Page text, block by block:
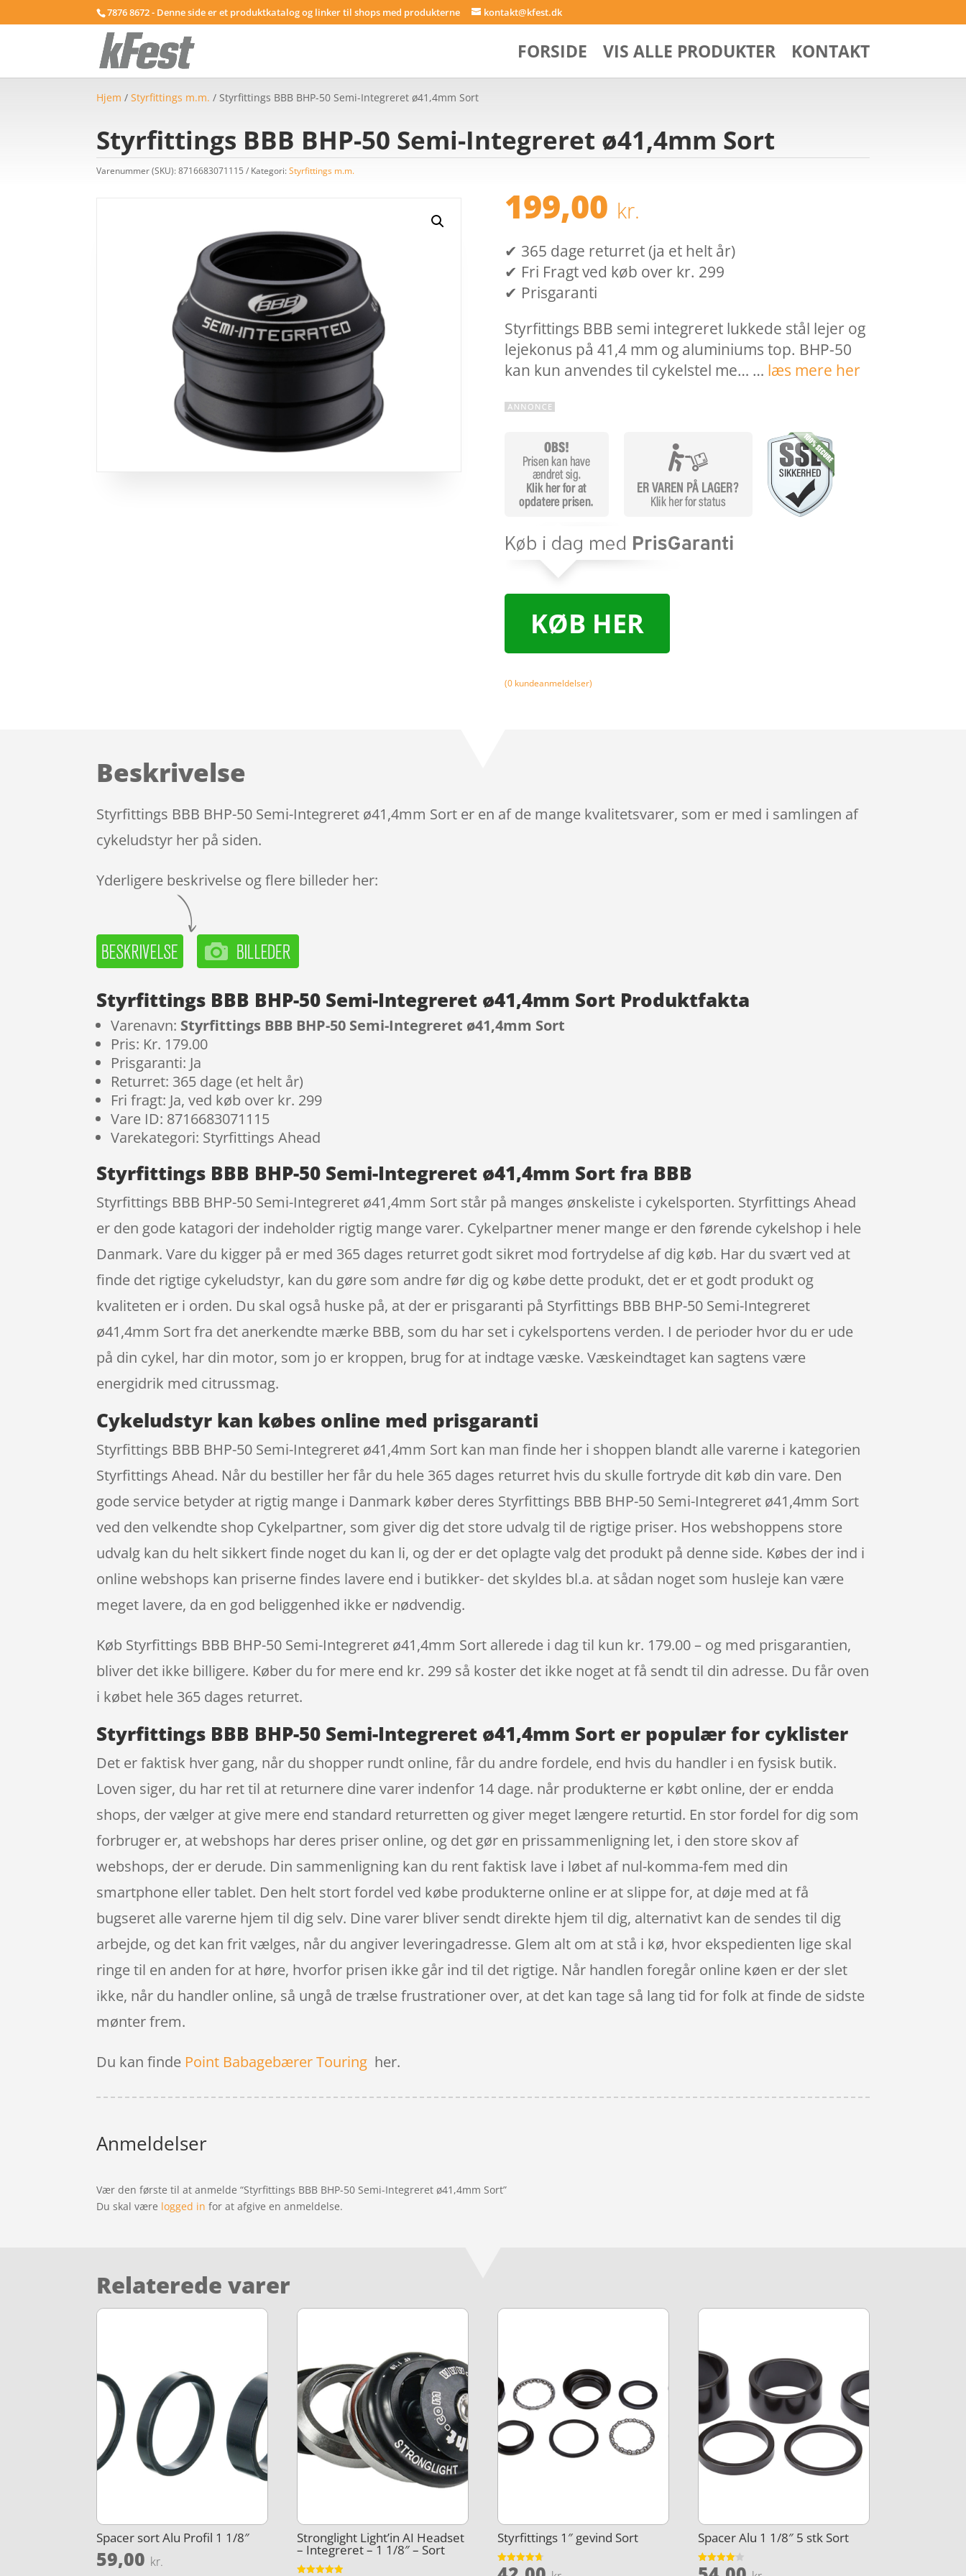
7876 8672 - Denne side er et produktkatalog og linker til shops med produkterne kontakt@kfest.dk
FORSIDE VIS ALLE PRODUKTER KONTAKT
Hjem /Styrfittings m.m. / Styrfittings BBB BHP-50 Semi-Integreret ø41,4mm Sort
Styrfittings BBB BHP-50 Semi-Integreret ø41,4mm Sort
Varenummer (SKU):8716683071115 Kategori:Styrfittings m.m.
199,00 kr.
✔ 365 dage returret (ja et helt år)
✔ Fri Fragt ved køb over kr. 299
✔ Prisgaranti
Styrfittings BBB semi integreret lukkede stål lejer og
lejekonus på 41,4 mm og aluminiums top. BHP-50
kan kun anvendes til cykelstel me… … læs mere her
KØB HER
(0kundeanmeldelser)
Beskrivelse
Styrfittings BBB BHP-50 Semi-Integreret ø41,4mm Sort er en af de mange kvalitetsvarer, som er med i samlingen af
cykeludstyr her på siden.
Yderligere beskrivelse og flere billeder her:
Styrfittings BBB BHP-50 Semi-Integreret ø41,4mm Sort Produktfakta
Varenavn: Styrfittings BBB BHP-50 Semi-Integreret ø41,4mm Sort
Pris: Kr. 179.00
Prisgaranti: Ja
Returret: 365 dage (et helt år)
Fri fragt: Ja, ved køb over kr. 299
Vare ID: 8716683071115
Varekategori: Styrfittings Ahead
Styrfittings BBB BHP-50 Semi-Integreret ø41,4mm Sort fra BBB
Styrfittings BBB BHP-50 Semi-Integreret ø41,4mm Sort står på manges ønskeliste i cykelsporten. Styrfittings Ahead
er den gode katagori der indeholder rigtig mange varer. Cykelpartner mener mange er den førende cykelshop i hele
Danmark. Vare du kigger på er med 365 dages returret godt sikret mod fortrydelse af dig køb. Har du svært ved at
finde det rigtige cykeludstyr, kan du gøre som andre før dig og købe dette produkt, det er et godt produkt og
kvaliteten er i orden. Du skal også huske på, at der er prisgaranti på Styrfittings BBB BHP-50 Semi-Integreret
ø41,4mm Sort fra det anerkendte mærke BBB, som du har set i cykelsportens verden. I de perioder hvor du er ude
på din cykel, har din motor, som jo er kroppen, brug for at indtage væske. Væskeindtaget kan sagtens være
energidrik med citrussmag.
Cykeludstyr kan købes online med prisgaranti
Styrfittings BBB BHP-50 Semi-Integreret ø41,4mm Sort kan man finde her i shoppen blandt alle varerne i kategorien
Styrfittings Ahead. Når du bestiller her får du hele 365 dages returret hvis du skulle fortryde dit køb din vare. Den
gode service betyder at rigtig mange i Danmark køber deres Styrfittings BBB BHP-50 Semi-Integreret ø41,4mm Sort
ved den velkendte shop Cykelpartner, som giver dig det store udvalg til de rigtige priser. Hos webshoppens store
udvalg kan du helt sikkert finde noget du kan li, og der er det oplagte valg det produkt på denne side. Købes der ind i
online webshops kan priserne findes lavere end i butikker- det skyldes bl.a. at sådan noget som husleje kan være
meget lavere, da en god beliggenhed ikke er nødvendig.
Køb Styrfittings BBB BHP-50 Semi-Integreret ø41,4mm Sort allerede i dag til kun kr. 179.00 – og med prisgarantien,
bliver det ikke billigere. Køber du for mere end kr. 299 så koster det ikke noget at få sendt til din adresse. Du får oven
i købet hele 365 dages returret.
Styrfittings BBB BHP-50 Semi-Integreret ø41,4mm Sort er populær for cyklister
Det er faktisk hver gang, når du shopper rundt online, får du andre fordele, end hvis du handler i en fysisk butik.
Loven siger, du har ret til at returnere dine varer indenfor 14 dage. når produkterne er købt online, der er endda
shops, der vælger at give mere end standard returretten og giver meget længere returtid. En stor fordel for dig som
forbruger er, at webshops har deres priser online, og det gør en prissammenligning let, i den store skov af
webshops, der er derude. Din sammenligning kan du rent faktisk lave i løbet af nul-komma-fem med din
smartphone eller tablet. Den helt stort fordel ved købe produkterne online er at slippe for, at døje med at få
bugseret alle varerne hjem til dig selv. Dine varer bliver sendt direkte hjem til dig, alternativt kan de sendes til dig
arbejde, og det kan frit vælges, når du angiver leveringadresse. Glem alt om at stå i kø, hvor ekspedienten lige skal
ringe til en anden for at høre, hvorfor prisen ikke går ind til det rigtige. Når handlen foregår online køen er der slet
ikke, når du handler online, så ungå de trælse frustrationer over, at det kan tage så lang tid for folk at finde de sidste
mønter frem.
Du kan finde Point Babagebærer Touring her.
Anmeldelser
Vær den første til at anmelde “Styrfittings BBB BHP-50 Semi-Integreret ø41,4mm Sort”
Du skal være logged in for at afgive en anmeldelse.
Relaterede varer
Spacer sort Alu Profil 1 1/8″
59,00 kr.
Stronglight Light’in AI Headset
– Integreret – 1 1/8″ – Sort
Styrfittings 1″ gevind Sort
Vurderet
Spacer Alu 1 1/8″ 5 stk Sort
Vurderet